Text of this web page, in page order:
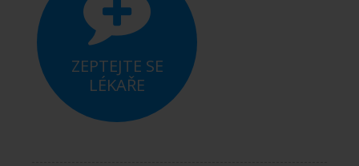
ZEPTEJTE SE
LÉKAŘE